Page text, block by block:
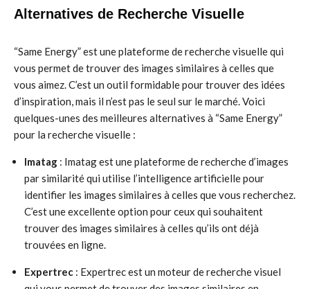
Alternatives de Recherche Visuelle
“Same Energy” est une plateforme de recherche visuelle qui
vous permet de trouver des images similaires à celles que
vous aimez. C’est un outil formidable pour trouver des idées
d’inspiration, mais il n’est pas le seul sur le marché. Voici
quelques-unes des meilleures alternatives à “Same Energy”
pour la recherche visuelle :
Imatag : Imatag est une plateforme de recherche d’images
par similarité qui utilise l’intelligence artificielle pour
identifier les images similaires à celles que vous recherchez.
C’est une excellente option pour ceux qui souhaitent
trouver des images similaires à celles qu’ils ont déjà
trouvées en ligne.
Expertrec : Expertrec est un moteur de recherche visuel